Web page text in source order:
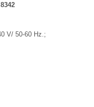
V/ 50-60 Hz.;